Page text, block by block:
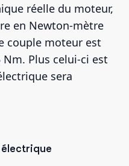
réelle du moteur,
en Newton-mètre
couple moteur est
Plus celui-ci est
sera